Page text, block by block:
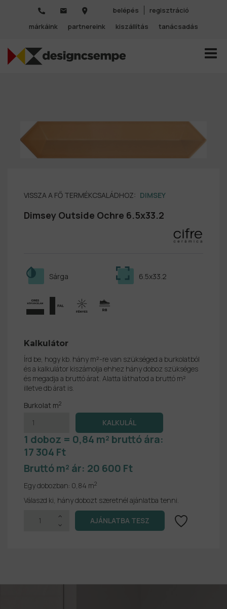
belépés
regisztráció
márkáink
partnereink kiszállítás tanácsadás
VISSZA A FŐ TERMÉKCSALÁDHOZ: DIMSEY
Dimsey Outside Ochre 6.5x33.2
6.5x33.2
Sárga
Kalkulátor
Írd be, hogy kb. hány m²-re van szükséged a burkolatból
és a kalkulátor kiszámolja ehhez hány doboz szükséges
és megadja a bruttó árat. Alatta láthatod a bruttó m²
illetve db árat is.
Burkolat m2
1 doboz = 0,84 m² bruttó ára:
17 304 Ft
Bruttó m² ár: 20 600 Ft
Egy dobozban: 0,84 m2
Válaszd ki, hány dobozt szeretnél ajánlatba tenni.